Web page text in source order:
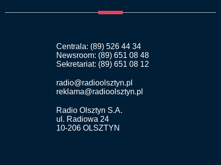
Centrala: (89) 526 44 34
Newsroom: (89) 651 08 48
Sekretariat: (89) 651 08 12
radio@radioolsztyn.pl
reklama@radioolsztyn.pl
Radio Olsztyn S.A.
ul. Radiowa 24
10-206 OLSZTYN